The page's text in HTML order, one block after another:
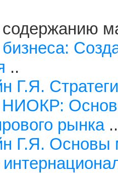
..
Г.Я.
НИОКР:
рынка ..
Г.Я. Основы